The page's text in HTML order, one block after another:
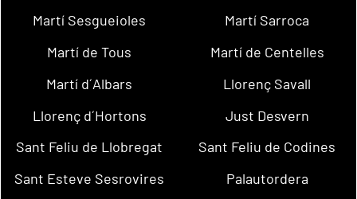
Martí Sesgueioles
Martí Sarroca
Martí de Tous
Martí de Centelles
Martí d´Albars
Llorenç Savall
Llorenç d´Hortons
Just Desvern
Sant Feliu de Llobregat
Sant Feliu de Codines
Sant Esteve Sesrovires
Palautordera